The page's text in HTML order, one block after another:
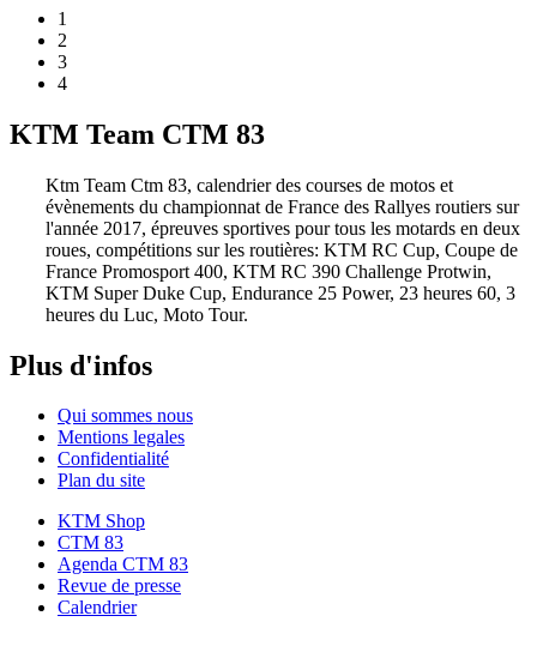
1
2
3
4
KTM Team CTM 83
Ktm Team Ctm 83, calendrier des courses de motos et
évènements du championnat de France des Rallyes routiers sur
l'année 2017, épreuves sportives pour tous les motards en deux
roues, compétitions sur les routières: KTM RC Cup, Coupe de
France Promosport 400, KTM RC 390 Challenge Protwin,
KTM Super Duke Cup, Endurance 25 Power, 23 heures 60, 3
heures du Luc, Moto Tour.
Plus d'infos
Qui sommes nous
Mentions legales
Confidentialité
Plan du site
KTM Shop
CTM 83
Agenda CTM 83
Revue de presse
Calendrier